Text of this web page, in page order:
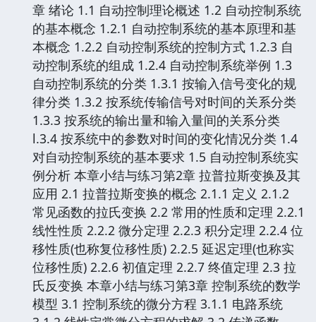
章 绪论 1.1 自动控制理论概述 1.2 自动控制系统
的基本概念 1.2.1 自动控制系统的基本原理和基
本概念 1.2.2 自动控制系统的控制方式 1.2.3 自
动控制系统的组成 1.2.4 自动控制系统举例 1.3
自动控制系统的分类 1.3.1 按输入信号变化的规
律分类 1.3.2 按系统传输信号对时间的关系分类
1.3.3 按系统的输出量和输入量间的关系分类
l.3.4 按系统中的参数对时间的变化情况分类 1.4
对自动控制系统的基本要求 1.5 自动控制系统实
例分析 本章小结与练习第2章 拉普拉斯变换及其
应用 2.1 拉普拉斯变换的概念 2.1.1 定义 2.1.2
常见函数的拉氏变换 2.2 常用的性质和定理 2.2.1
线性性质 2.2.2 微分定理 2.2.3 积分定理 2.2.4 位
移性质(也称复位移性质) 2.2.5 延迟定理(也称实
位移性质) 2.2.6 初值定理 2.2.7 终值定理 2.3 拉
氏反变换 本章小结与练习第3章 控制系统的数学
模型 3.1 控制系统的微分方程 3.1.1 电路系统